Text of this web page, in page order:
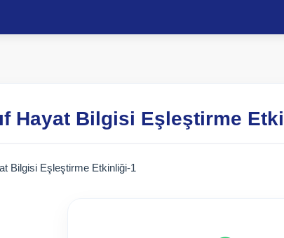
Hayat Bilgisi Eşleştirme
Bilgisi Eşleştirme Etkinliği-1